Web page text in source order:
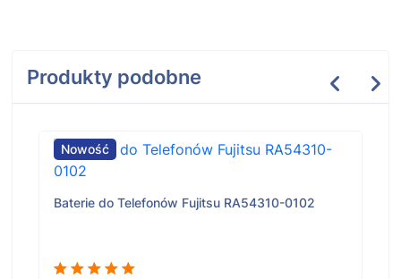
Produkty podobne
Nowość
Baterie do Telefonów Fujitsu RA54310-0102